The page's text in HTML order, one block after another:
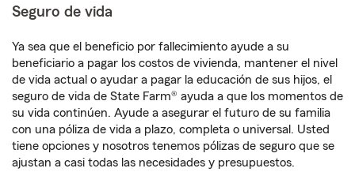
Seguro de vida
Ya sea que el beneficio por fallecimiento ayude a su
beneficiario a pagar los costos de vivienda, mantener el nivel
de vida actual o ayudar a pagar la educación de sus hijos, el
seguro de vida de State Farm® ayuda a que los momentos de
su vida continúen. Ayude a asegurar el futuro de su familia
con una póliza de vida a plazo, completa o universal. Usted
tiene opciones y nosotros tenemos pólizas de seguro que se
ajustan a casi todas las necesidades y presupuestos.